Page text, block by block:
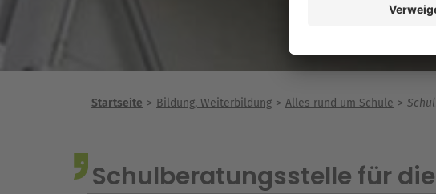
Startseite Bildung, Weiterbildung Alles rund um Schule
Schulberatungsstelle für